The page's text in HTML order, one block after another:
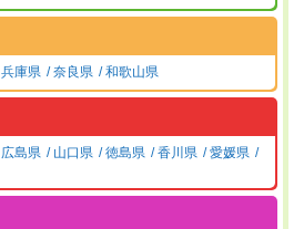
兵庫県 奈良県 和歌山県
広島県 山口県 徳島県 香川県
愛媛県